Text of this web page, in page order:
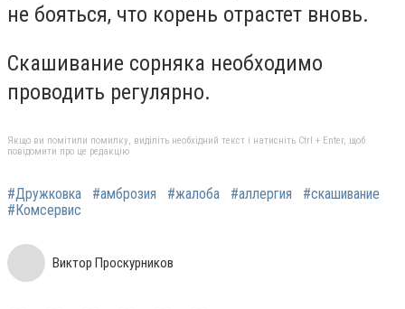
не бояться, что корень отрастет вновь.
Скашивание сорняка необходимо
проводить регулярно.
Якщо ви помітили помилку, виділіть необхідний текст і натисніть Ctrl + Enter, щоб
повідомити про це редакцію
#Дружковка #амброзия #жалоба #аллергия
#скашивание
#Комсервис
Виктор Проскурников